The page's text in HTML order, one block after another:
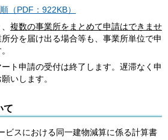
（PDF：922KB）
複数の事業所をまとめて申請はできませ
分を届け出る場合等も、事業所単位で申
ト申請の受付は終了します。遅滞なく申
いします。
て
スにおける同一建物減算に係る計算書